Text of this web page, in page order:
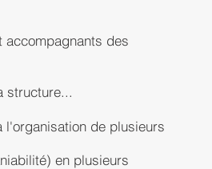
des
structure...
l'organisation de plusieurs
en plusieurs